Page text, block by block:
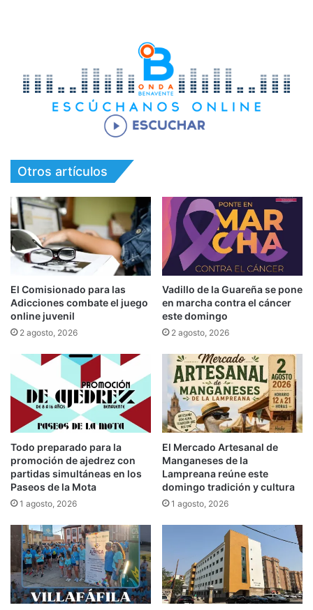
Otros artículos
El Comisionado para las
Adicciones combate el juego
online juvenil
2 agosto, 2026
Vadillo de la Guareña se pone
en marcha contra el cáncer
este domingo
2 agosto, 2026
Todo preparado para la
promoción de ajedrez con
partidas simultáneas en los
Paseos de la Mota
1 agosto, 2026
El Mercado Artesanal de
Manganeses de la
Lampreana reúne este
domingo tradición y cultura
1 agosto, 2026